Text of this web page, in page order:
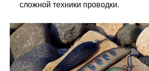
сложной техники проводки.